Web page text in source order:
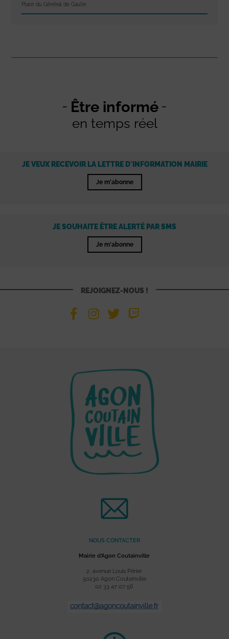
Place du Général de Gaulle
Être informé
en temps réel
JE VEUX RECEVOIR LA LETTRE D'INFORMATION MAIRIE
Je m'abonne
JE SOUHAITE ÊTRE ALERTÉ PAR SMS
Je m'abonne
REJOIGNEZ-NOUS !
NOUS CONTACTER
Mairie d’Agon Coutainville
2, avenue Louis Périer
50230 Agon Coutainville
02 33 47 07 56